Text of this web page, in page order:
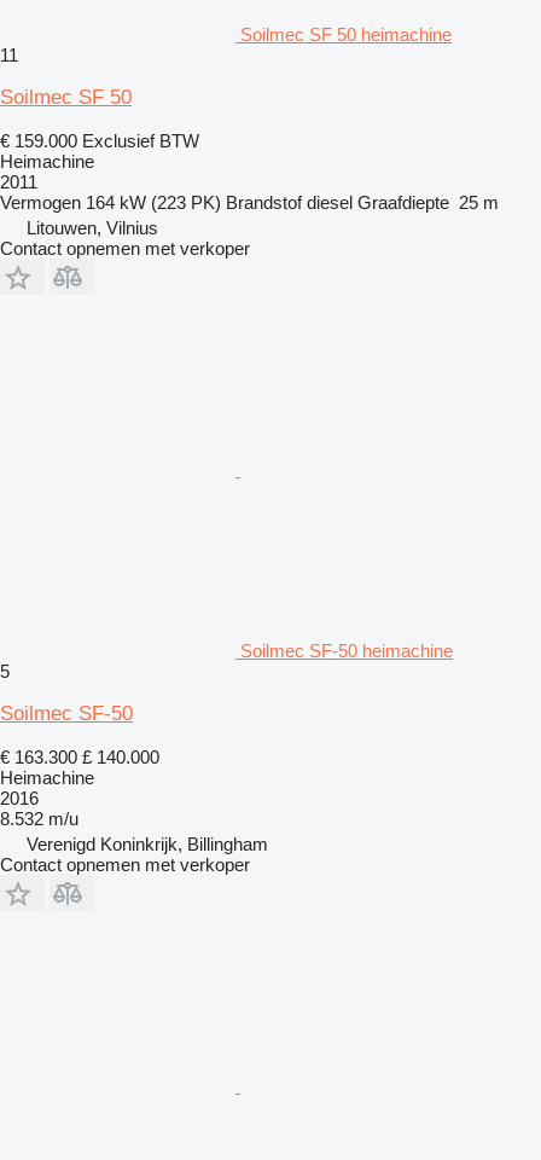
Soilmec SF 50 heimachine
11
Soilmec SF 50
€ 159.000 Exclusief BTW
Heimachine
2011
Vermogen 164 kW (223 PK) Brandstof diesel Graafdiepte 25 m
Litouwen, Vilnius
Contact opnemen met verkoper
Soilmec SF-50 heimachine
5
Soilmec SF-50
€ 163.300 £ 140.000
Heimachine
2016
8.532 m/u
Verenigd Koninkrijk, Billingham
Contact opnemen met verkoper